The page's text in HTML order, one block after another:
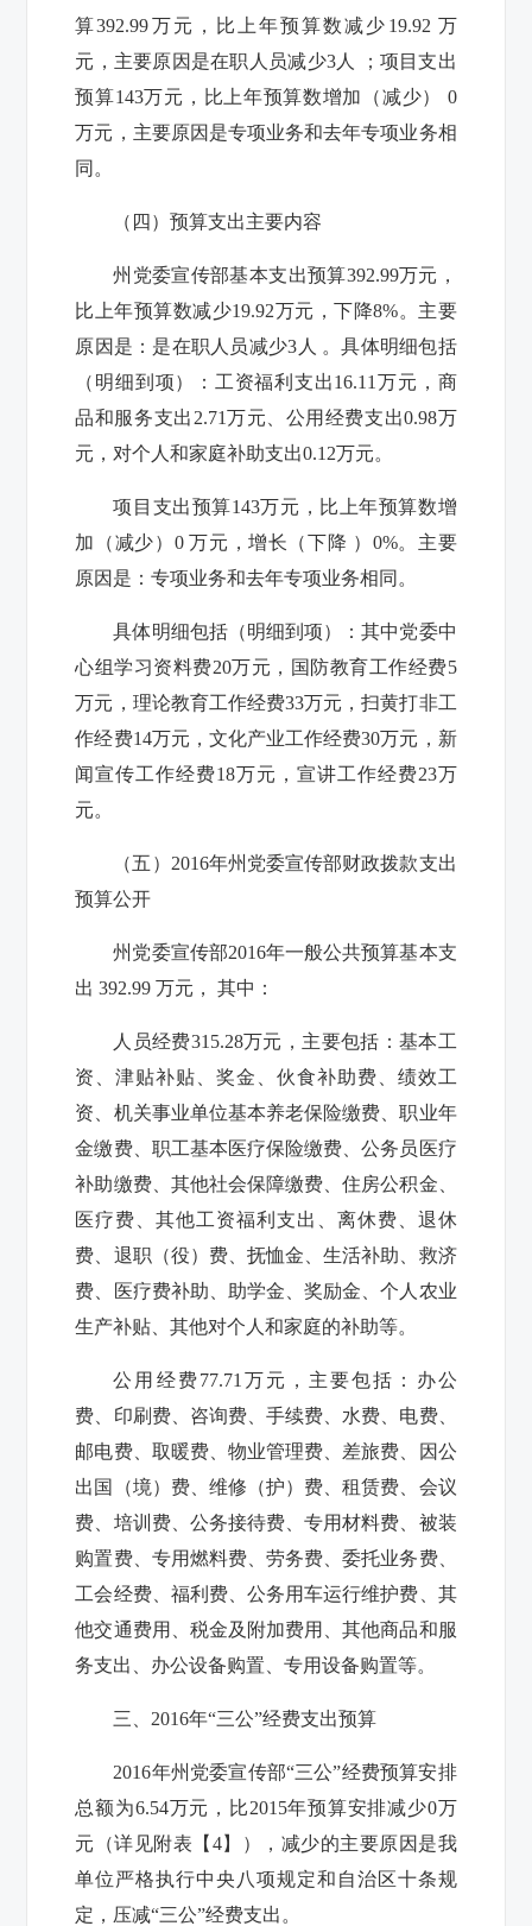
算392.99万元，
比上年预算数减少19.92 万
元，主要原因是在职人员减少3人 ； 项目支出
预算143万元， 比上年预算数增加（减少） 0
万元，主要原因是专项业务和去年专项业务相
同 。
（四）预算支出主要内容
州党委宣传部基本支出预算392.99万元，
比上年预算数减少19.92万元，下降8%。主要
原因是：是在职人员减少3人 。具体明细包括
（明细到项）：工资福利支出16.11万元，商
品和服务支出2.71万元、公用经费支出0.98万
元，对个人和家庭补助支出0.12万元。
项目支出预算143万元， 比上年预算数增
加（减少）0 万元，增长（下降 ）0%。主要
原因是：专项业务和去年专项业务相同 。
具体明细包括（明细到项）：其中党委中
心组学习资料费20万元，国防教育工作经费5
万元，理论教育工作经费33万元，扫黄打非工
作经费14万元，文化产业工作经费30万元，新
闻宣传工作经费18万元，宣讲工作经费23万
元。
（五）2016年州党委宣传部财政拨款支出
预算公开
州党委宣传部2016年一般公共预算基本支
出 392.99 万元， 其中：
人员经费315.28万元，主要包括：基本工
资、津贴补贴、奖金、伙食补助费、绩效工
资、机关事业单位基本养老保险缴费、职业年
金缴费、职工基本医疗保险缴费、公务员医疗
补助缴费、其他社会保障缴费、住房公积金、
医疗费、其他工资福利支出、离休费、退休
费、退职（役）费、抚恤金、生活补助、救济
费、医疗费补助、助学金、奖励金、个人农业
生产补贴、其他对个人和家庭的补助等。
公用经费77.71 万元，主要包括：办公
费、印刷费、咨询费、手续费、水费、电费、
邮电费、取暖费、物业管理费、差旅费、因公
出国（境）费、维修（护）费、租赁费、会议
费、培训费、公务接待费、专用材料费、被装
购置费、专用燃料费、劳务费、委托业务费、
工会经费、福利费、公务用车运行维护费、其
他交通费用、税金及附加费用、其他商品和服
务支出、办公设备购置、专用设备购置等。
三、2016年“三公”经费支出预算
2016年州党委宣传部“三公”经费预算安排
总额为6.54万元，比2015年预算安排减少0万
元（详见附表【4】），减少的主要原因是我
单位严格执行中央八项规定和自治区十条规
定，压减“三公”经费支出。